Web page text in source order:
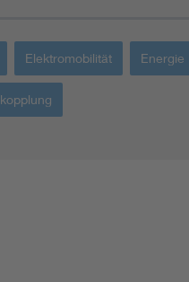
Elektromobilität Energie